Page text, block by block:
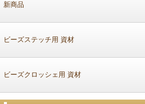
新商品
ビーズステッチ用 資材
ビーズクロッシェ用 資材